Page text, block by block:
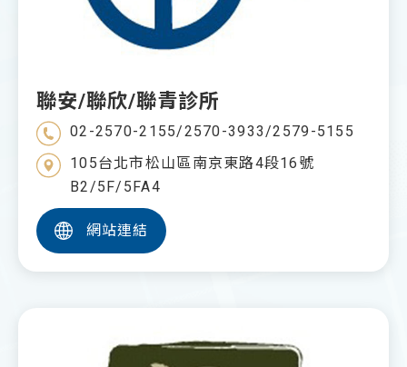
聯安/聯欣/聯青診所
02-2570-2155/2570-3933/2579-5155
105台北市松山區南京東路4段16號
B2/5F/5FA4
網站連結